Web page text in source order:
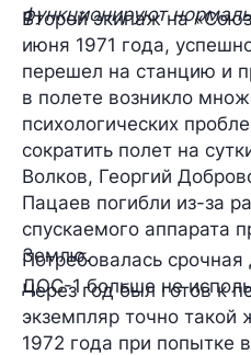
функционируют
Второй экипаж на
июня 1971 года,
перешел на станцию и
в полете возникло
психологических
сократить полет на
Волков, Георгий
Пацаев погибли из-за
спускаемого аппарата
Землю.
Потребовалась
ДОС-1 больше не
Через год был готов к
экземпляр точно
1972 года при попытке